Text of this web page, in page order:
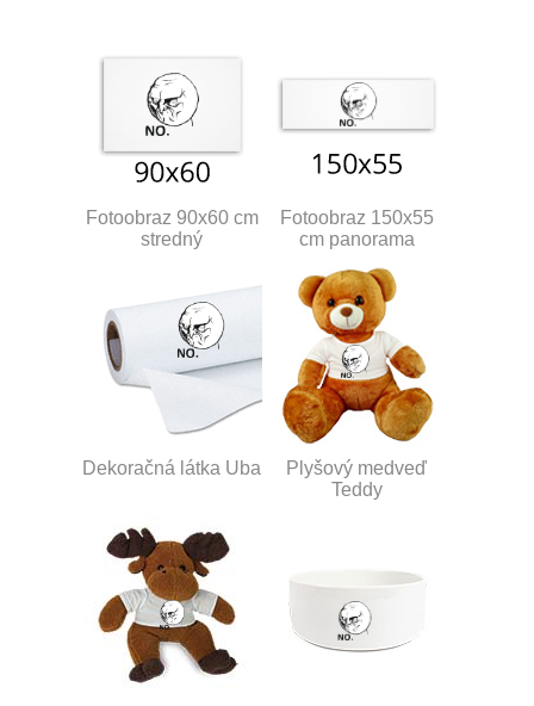
Fotoobraz 90x60 cm
stredný
Fotoobraz 150x55
cm panorama
Dekoračná látka Uba
Plyšový medveď
Teddy